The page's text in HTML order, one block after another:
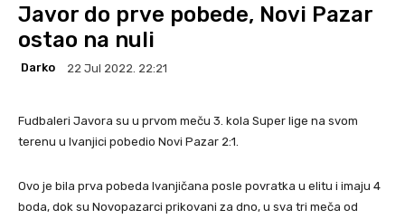
Javor do prve pobede, Novi Pazar
ostao na nuli
Darko 22 Jul 2022. 22:21
Fudbaleri Javora su u prvom meču 3. kola Super lige na svom
terenu u Ivanjici pobedio Novi Pazar 2:1.
Ovo je bila prva pobeda Ivanjičana posle povratka u elitu i imaju 4
boda, dok su Novopazarci prikovani za dno, u sva tri meča od